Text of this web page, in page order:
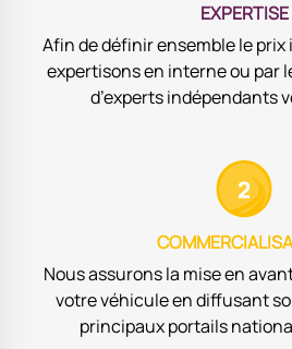
EXPERTISE
Afin de définir ensemble le prix
expertisons en interne ou par
d’experts indépendants
Nous assurons la mise en
votre véhicule en diffusant
principaux portails